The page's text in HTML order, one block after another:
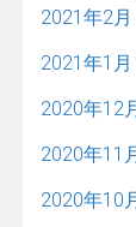
2021年2月
2021年1月
2020年12
2020年11
2020年10